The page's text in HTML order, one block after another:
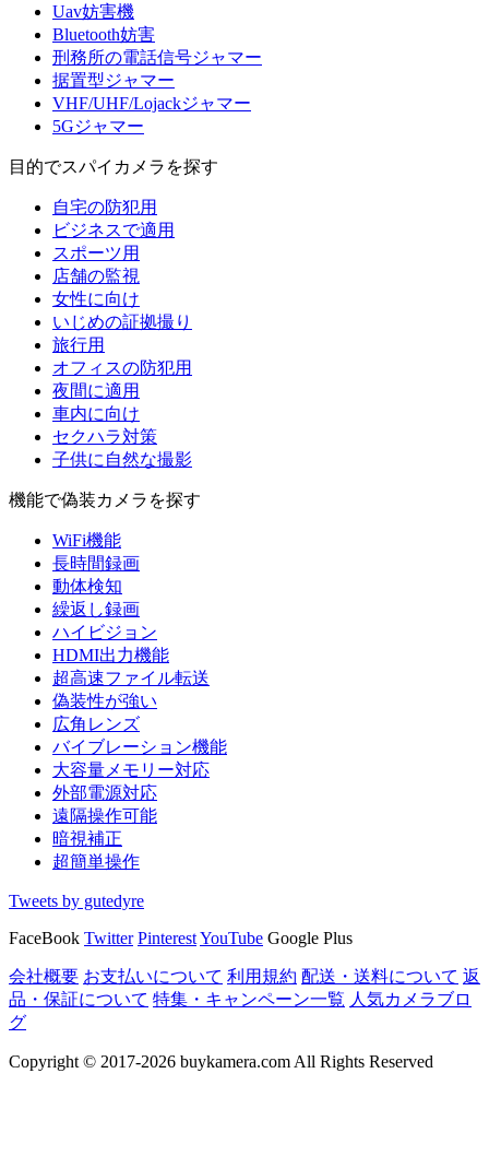
Uav妨害機
Bluetooth妨害
刑務所の電話信号ジャマー
据置型ジャマー
VHF/UHF/Lojackジャマー
5Gジャマー
目的でスパイカメラを探す
自宅の防犯用
ビジネスで適用
スポーツ用
店舗の監視
女性に向け
いじめの証拠撮り
旅行用
オフィスの防犯用
夜間に適用
車内に向け
セクハラ対策
子供に自然な撮影
機能で偽装カメラを探す
WiFi機能
長時間録画
動体検知
繰返し録画
ハイビジョン
HDMI出力機能
超高速ファイル転送
偽装性が強い
広角レンズ
バイブレーション機能
大容量メモリー対応
外部電源対応
遠隔操作可能
暗視補正
超簡単操作
Tweets by gutedyre
FaceBook Twitter PinterestYouTube Google Plus
会社概要 お支払いについて 利用規約 配送・送料について 返
品・保証について 特集・キャンペーン一覧 人気カメラブロ
グ
Copyright © 2017-2026 buykamera.com All Rights Reserved